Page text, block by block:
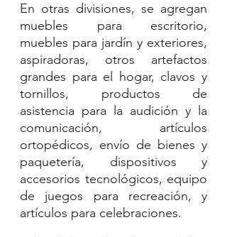
En otras divisiones, se agregan
muebles para escritorio,
muebles para jardín y exteriores,
aspiradoras, otros artefactos
grandes para el hogar, clavos y
tornillos, productos de
asistencia para la audición y la
comunicación, artículos
ortopédicos, envío de bienes y
paquetería, dispositivos y
accesorios tecnológicos, equipo
de juegos para recreación, y
artículos para celebraciones.